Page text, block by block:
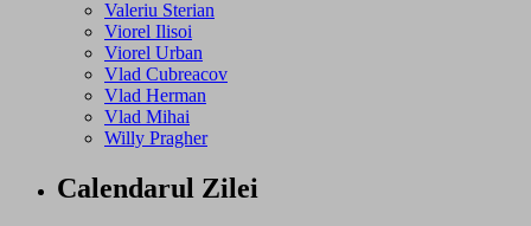
Valeriu Sterian
Viorel Ilisoi
Viorel Urban
Vlad Cubreacov
Vlad Herman
Vlad Mihai
Willy Pragher
Calendarul Zilei